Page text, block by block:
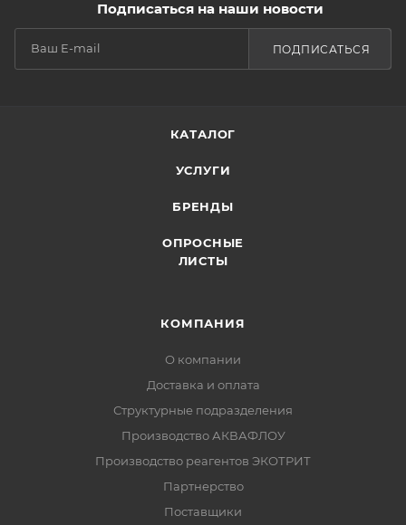
Подписаться на наши новости
ПОДПИСАТЬСЯ
КАТАЛОГ
УСЛУГИ
БРЕНДЫ
ОПРОСНЫЕ
ЛИСТЫ
КОМПАНИЯ
О компании
Доставка и оплата
Структурные подразделения
Производство АКВАФЛОУ
Производство реагентов ЭКОТРИТ
Партнерство
Поставщики